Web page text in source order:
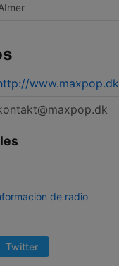
www.maxpop.dk
de radio
Twitter